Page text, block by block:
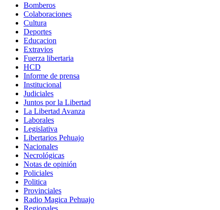
Bomberos
Colaboraciones
Cultura
Deportes
Educacion
Extravios
Fuerza libertaria
HCD
Informe de prensa
Institucional
Judiciales
Juntos por la Libertad
La Libertad Avanza
Laborales
Legislativa
Libertarios Pehuajo
Nacionales
Necrológicas
Notas de opinión
Policiales
Politica
Provinciales
Radio Magica Pehuajo
Regionales